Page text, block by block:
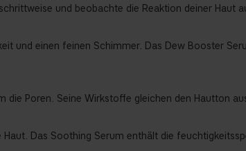
und beobachte die Reaktion deiner Haut
und einen feinen Schimmer. Das Dew Booster
die Poren. Seine Wirkstoffe gleichen den Hautton
Das Soothing Serum enthält die